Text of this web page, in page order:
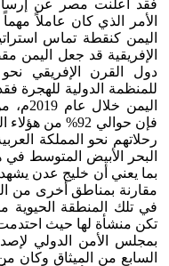
فقد أعلنت مصر عن
الأمر الذي كان عاملاً
اليمن كنقطة تماس
الإفريقية قد جعل اليمن
دول القرن الإفريقي
اليمن
فإن حوالي 92%
البحر الأبيض المتوسط في
بما يعني أن خليج عدن
مقارنة بمناطق أخرى من
في تلك المنطقة الحيوية
بمجلس الأمن الدولي